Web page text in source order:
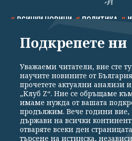
ВСИЧКИ НОВИНИ ПОЛИТИКА
СПОРТ КУЛТУРА
Общи условия
Политика
Реклама
Партньори
Подкрепете ни
Уважаеми читатели, вие сте
научите новините от
прочетете актуални анализи
„Клуб Z“. Ние се обръщаме
имаме нужда от вашата
продължим. Вече години вие,
държави на всички
отваряте всеки ден
търсене на истинска,